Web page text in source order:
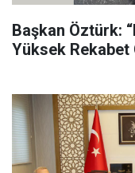
Başkan Öztürk:
Yüksek Rekabet